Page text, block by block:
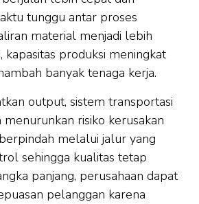
tunggu antar proses
material menjadi lebih
kapasitas produksi meningkat
banyak tenaga kerja.
output, sistem transportasi
menurunkan risiko kerusakan
melalui jalur yang
sehingga kualitas tetap
panjang, perusahaan dapat
pelanggan karena